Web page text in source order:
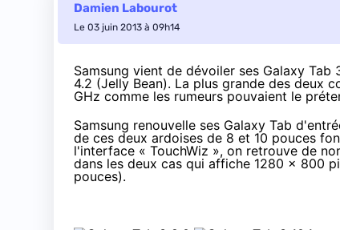
Damien Labourot
Le 03 juin 2013 à 09h14
Samsung vient de dévoiler ses Galaxy
4.2 (Jelly Bean). La plus grande des deux
GHz comme les rumeurs pouvaient le
Samsung renouvelle ses Galaxy Tab
de ces deux ardoises de 8 et 10 pouces
l'interface « TouchWiz », on retrouve de
dans les deux cas qui affiche 1280 x 800
pouces).